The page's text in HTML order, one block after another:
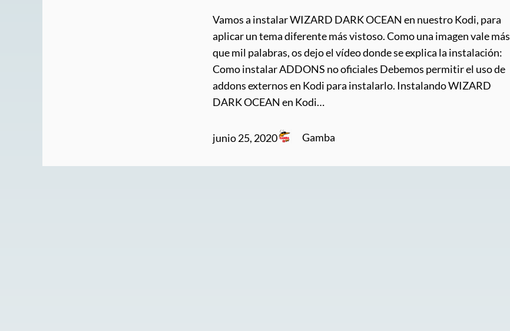
Vamos a instalar WIZARD DARK OCEAN en nuestro Kodi, para
aplicar un tema diferente más vistoso. Como una imagen vale más
que mil palabras, os dejo el vídeo donde se explica la instalación:
Como instalar ADDONS no oficiales Debemos permitir el uso de
addons externos en Kodi para instalarlo. Instalando WIZARD
DARK OCEAN en Kodi…
junio 25, 2020 Gamba